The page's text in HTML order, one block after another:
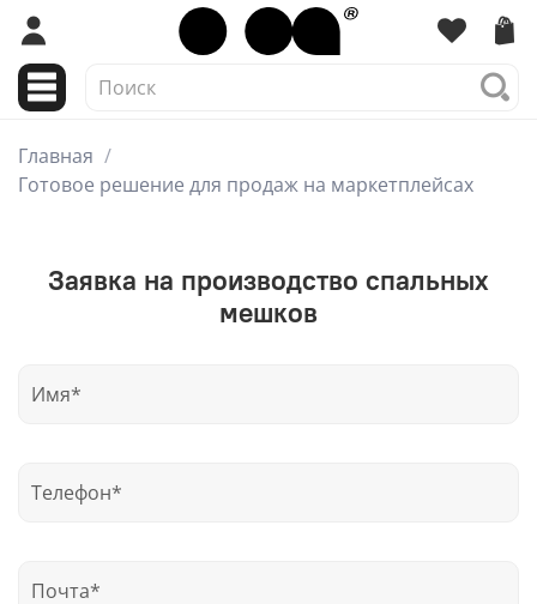
Главная
Готовое решение для продаж на маркетплейсах
Заявка на производство спальных
мешков